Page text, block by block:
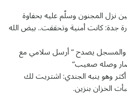
نزل المجنون وسلّم عليه بحفاوة
جدة: كانت أمنية وتحققت.. بيض الله
والمسجل يصدح ” أرسل سلامي مع
وصله صعيب”
وهو ينبه الجندي: اشتريت لك
الخزان بنزين.